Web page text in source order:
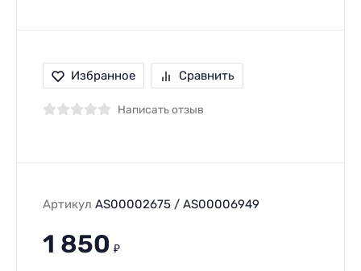
Избранное Сравнить
Написать отзыв
Артикул AS00002675 / AS00006949
1 850 ₽